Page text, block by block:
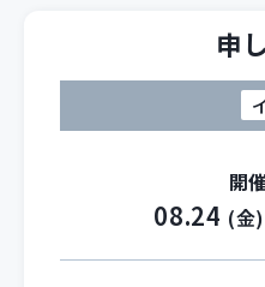
申
開
08.24 (金)